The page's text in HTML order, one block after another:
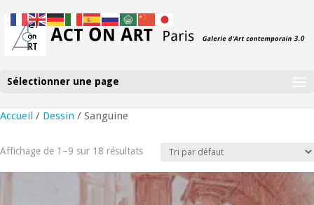
Sélectionner une page
Accueil / Dessin / Sanguine
Affichage de 1–9 sur 18 résultats